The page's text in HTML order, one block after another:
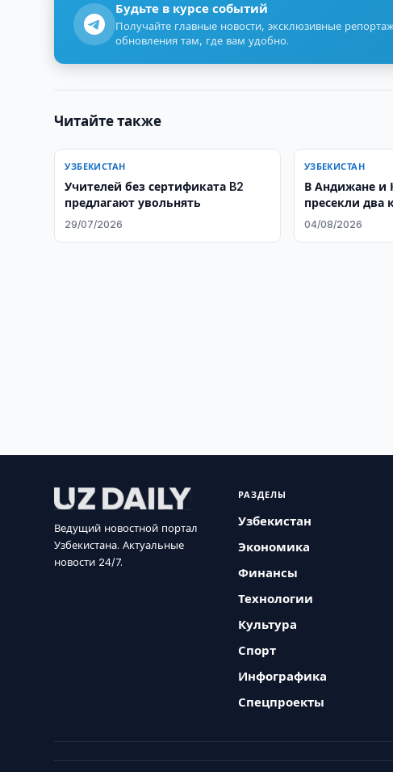
Будьте в курсе событий
Получайте главные новости, эксклюзивные
обновления там, где вам удобно.
Читайте также
УЗБЕКИСТАН
Учителей без сертификата B2
предлагают увольнять
29/07/2026
УЗБЕКИСТАН
В Андижане и
пресекли два
преступления
04/08/2026
Ведущий новостной портал
Узбекистана. Актуальные
новости 24/7.
РАЗДЕЛЫ
Узбекистан
Экономика
Финансы
Технологии
Культура
Спорт
Инфографика
Спецпроекты